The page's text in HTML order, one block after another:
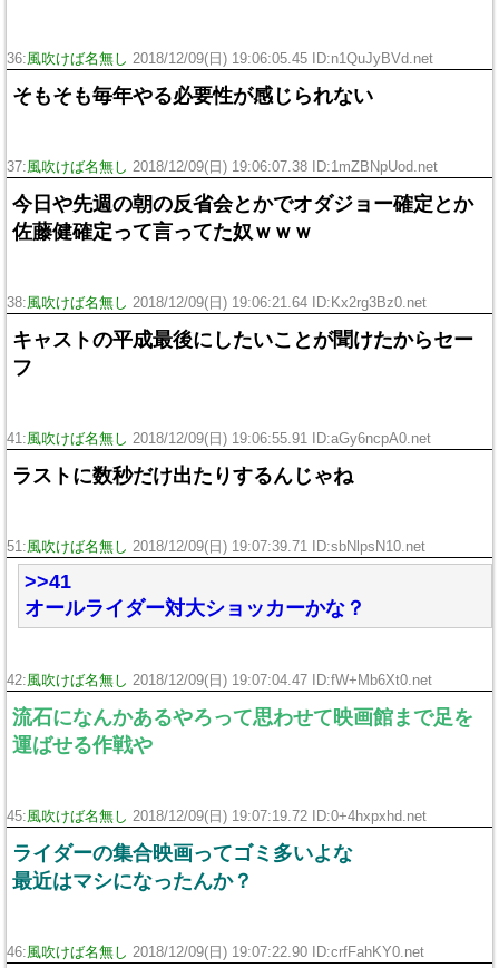
36:風吹けば名無し 2018/12/09(日) 19:06:05.45 ID:n1QuJyBVd.net
そもそも毎年やる必要性が感じられない
37:風吹けば名無し 2018/12/09(日) 19:06:07.38 ID:1mZBNpUod.net
今日や先週の朝の反省会とかでオダジョー確定とか
佐藤健確定って言ってた奴ｗｗｗ
38:風吹けば名無し 2018/12/09(日) 19:06:21.64 ID:Kx2rg3Bz0.net
キャストの平成最後にしたいことが聞けたからセー
フ
41:風吹けば名無し 2018/12/09(日) 19:06:55.91 ID:aGy6ncpA0.net
ラストに数秒だけ出たりするんじゃね
51:風吹けば名無し 2018/12/09(日) 19:07:39.71 ID:sbNlpsN10.net
>>41
オールライダー対大ショッカーかな？
42:風吹けば名無し 2018/12/09(日) 19:07:04.47 ID:fW+Mb6Xt0.net
流石になんかあるやろって思わせて映画館まで足を
運ばせる作戦や
45:風吹けば名無し 2018/12/09(日) 19:07:19.72 ID:0+4hxpxhd.net
ライダーの集合映画ってゴミ多いよな
最近はマシになったんか？
46:風吹けば名無し 2018/12/09(日) 19:07:22.90 ID:crfFahKY0.net